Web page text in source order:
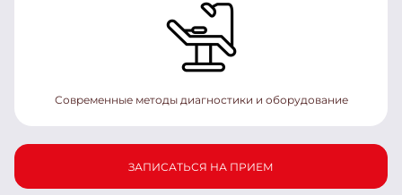
Современные методы диагностики и оборудование
ЗАПИСАТЬСЯ НА ПРИЕМ